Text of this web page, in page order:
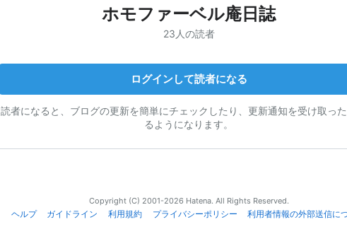
ホモファーベル庵日誌
23人の読者
ログインして読者になる
読者になると、ブログの更新を簡単にチェックしたり、更新通知を受け取っ
るようになります。
Copyright (C) 2001-2026 Hatena. All Rights Reserved.
ヘルプ
ガイドライン 利用規約 プライバシーポリシー 利用者情報の外部送信に